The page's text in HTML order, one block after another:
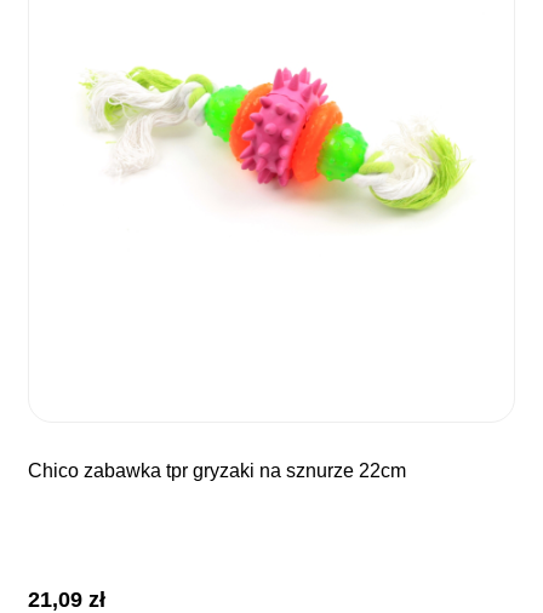
chico zabawka tpr gryzaki na sznurze 22cm
21,09zł